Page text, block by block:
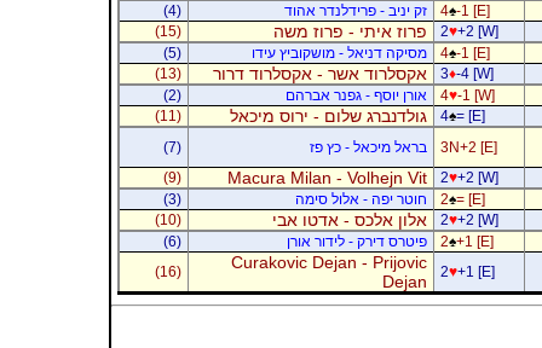
4♠-1 [E] זק יניב - פרידלנדר אהוד
(4)
2♥+2 [W] פרוז איתי - פרוז משה
(15)
4♠-1 [E] מסיקה דניאל - מושקוביץ עידו
(5)
3♦-4 [W] אקסלרוד אשר - אקסלרוד דרור
(13)
4♥-1 [W] אורן יוסף - גפנר אברהם
(2)
4♠= [E] גולדנברג שלום - ירוס מיכאל
(11)
3N+2 [E]
בראל מיכאל - כץ פז
(7)
2♥+2 [W]
Macura Milan - Volhejn Vit
(9)
2♠= [E] חוטר יפה - אלול סימה
(3)
2♥+2 [W] אלון אלכס - אדטו אבי
(10)
2♠+1 [E] פיטרס דירק - לידור אורן
(6)
2♥+1 [E]
Curakovic Dejan - Prijovic
Dejan
(16)